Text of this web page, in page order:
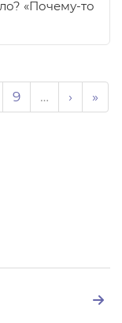
«Почему-то
Page
9 … › »